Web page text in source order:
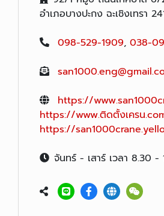
อำเภอบางปะกง ฉะเชิงเทรา
098-529-1909, 038-
https://
https://www.ติดตั้งเครน
https://
จันทร์ - เสาร์ เวลา 8.30 -